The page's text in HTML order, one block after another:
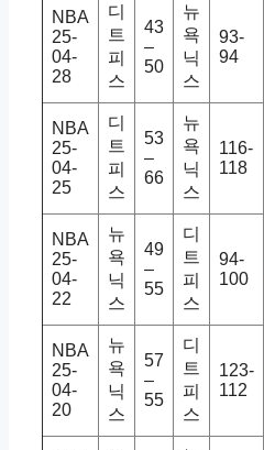
NBA
25-
04-
28
디
트
피
스
43
–
50
뉴
욕
닉
스
93-
94
NBA
25-
04-
25
디
트
피
스
53
–
66
뉴
욕
닉
스
116-
118
NBA
25-
04-
22
뉴
욕
닉
스
49
–
55
디
트
피
스
94-
100
NBA
25-
04-
20
뉴
욕
닉
스
57
–
55
디
트
피
스
123-
112